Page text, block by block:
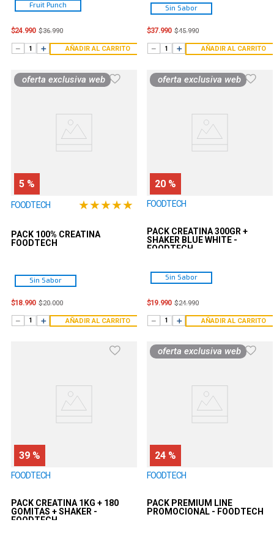
Fruit Punch
$24.990 $36.990
＋
－ AÑADIR AL CARRITO
Sin Sabor
$37.990 $45.990
＋
－ AÑADIR AL CARRITO
oferta exclusiva web
5 %
FOODTECH ★★★★★
PACK 100% CREATINA
FOODTECH
Sin Sabor
$18.990 $20.000
＋
－ AÑADIR AL CARRITO
oferta exclusiva web
20 %
FOODTECH
PACK CREATINA 300GR +
SHAKER BLUE WHITE -
FOODTECH
Sin Sabor
$19.990 $24.990
＋
－ AÑADIR AL CARRITO
39 %
FOODTECH
PACK CREATINA 1KG + 180
GOMITAS + SHAKER -
FOODTECH
oferta exclusiva web
24 %
FOODTECH
PACK PREMIUM LINE
PROMOCIONAL - FOODTECH